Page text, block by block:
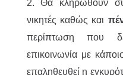
2. Θα κληρωθούν
νικητές καθώς και
περίπτωση που
επικοινωνία με
επαληθευθεί η